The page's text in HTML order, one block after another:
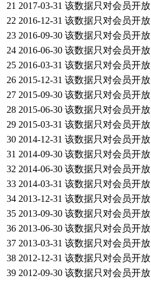
21 2017-03-31 该数据只对会员开放
22 2016-12-31 该数据只对会员开放
23 2016-09-30 该数据只对会员开放
24 2016-06-30 该数据只对会员开放
25 2016-03-31 该数据只对会员开放
26 2015-12-31 该数据只对会员开放
27 2015-09-30 该数据只对会员开放
28 2015-06-30 该数据只对会员开放
29 2015-03-31 该数据只对会员开放
30 2014-12-31 该数据只对会员开放
31 2014-09-30 该数据只对会员开放
32 2014-06-30 该数据只对会员开放
33 2014-03-31 该数据只对会员开放
34 2013-12-31 该数据只对会员开放
35 2013-09-30 该数据只对会员开放
36 2013-06-30 该数据只对会员开放
37 2013-03-31 该数据只对会员开放
38 2012-12-31 该数据只对会员开放
39 2012-09-30 该数据只对会员开放